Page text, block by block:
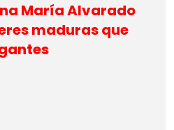
María Alvarado
maduras que